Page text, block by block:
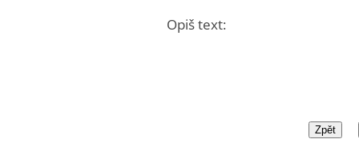
Opiš text: